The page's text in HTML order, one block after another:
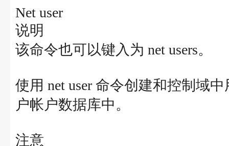
Net user
说明
该命令也可以键入为 net users。
使用 net user 命令创建和控制域
户帐户数据库中。
注意